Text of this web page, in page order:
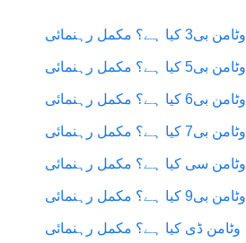
وٹامن بی3 کیا ہے؟ مکمل رہنمائی
وٹامن بی5 کیا ہے؟ مکمل رہنمائی
وٹامن بی6 کیا ہے؟ مکمل رہنمائی
وٹامن بی7 کیا ہے؟ مکمل رہنمائی
وٹامن سی کیا ہے؟ مکمل رہنمائی
وٹامن بی9 کیا ہے؟ مکمل رہنمائی
وٹامن ڈی کیا ہے؟ مکمل رہنمائی